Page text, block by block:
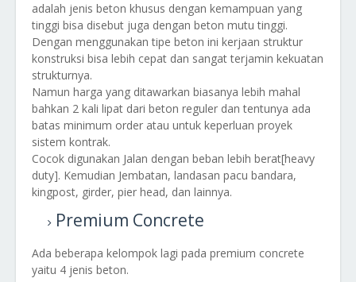
adalah jenis beton khusus dengan kemampuan yang
tinggi bisa disebut juga dengan beton mutu tinggi.
Dengan menggunakan tipe beton ini kerjaan struktur
konstruksi bisa lebih cepat dan sangat terjamin kekuatan
strukturnya.
Namun harga yang ditawarkan biasanya lebih mahal
bahkan 2 kali lipat dari beton reguler dan tentunya ada
batas minimum order atau untuk keperluan proyek
sistem kontrak.
Cocok digunakan Jalan dengan beban lebih berat[heavy
duty]. Kemudian Jembatan, landasan pacu bandara,
kingpost, girder, pier head, dan lainnya.
Premium Concrete
Ada beberapa kelompok lagi pada premium concrete
yaitu 4 jenis beton.